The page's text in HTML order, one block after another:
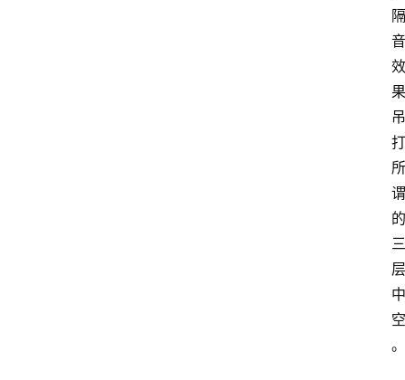
隔
音
效
果
吊
打
所
谓
的
三
层
中
空
。